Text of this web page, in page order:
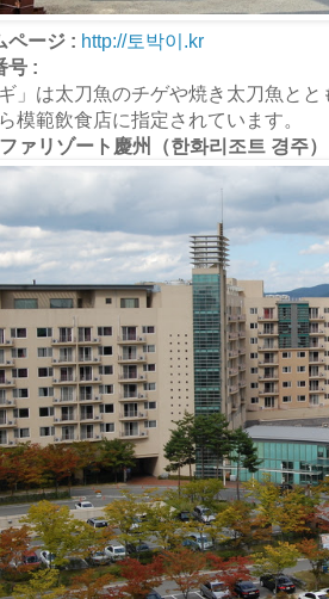
ページ : http://토박이.kr
号 :
ギ」は太刀魚のチゲや焼き太刀魚と
模範飲食店に指定されています。
ァリゾート慶州（한화리조트 경주）